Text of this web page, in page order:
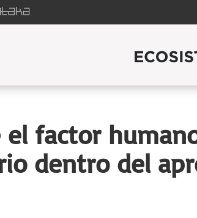
el factor
dentro del